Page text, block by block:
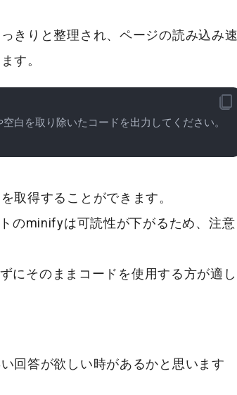
きりと整理され、ページの読み込み速
す。
白を取り除いたコードを出力してください。
取得することができます。
のminifyは可読性が下がるため、注意
にそのままコードを使用する方が適し
回答が欲しい時があるかと思います